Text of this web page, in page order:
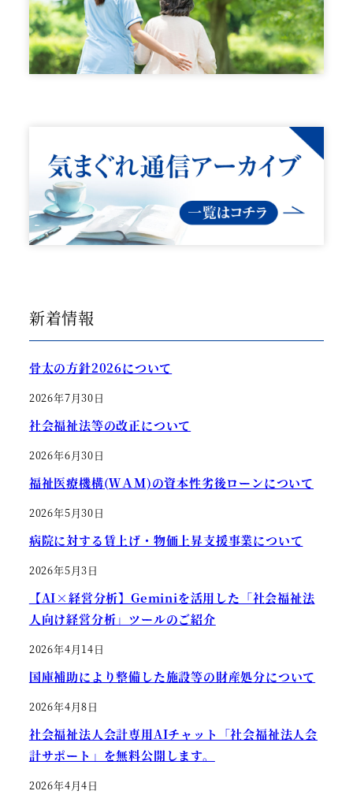
新着情報
骨太の方針2026について
2026年7月30日
社会福祉法等の改正について
2026年6月30日
福祉医療機構(ＷＡＭ)の資本性劣後ローンについて
2026年5月30日
病院に対する賃上げ・物価上昇支援事業について
2026年5月3日
【AI×経営分析】Geminiを活用した「社会福祉法
人向け経営分析」ツールのご紹介
2026年4月14日
国庫補助により整備した施設等の財産処分について
2026年4月8日
社会福祉法人会計専用AIチャット「社会福祉法人会
計サポート」を無料公開します。
2026年4月4日